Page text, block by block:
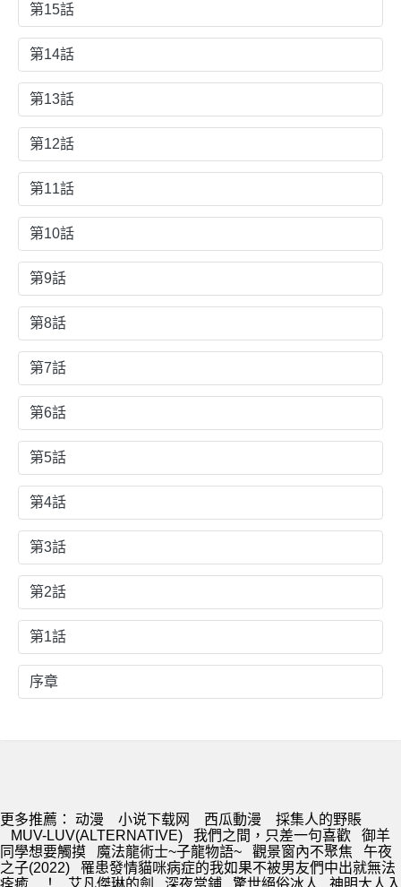
第15話
第14話
第13話
第12話
第11話
第10話
第9話
第8話
第7話
第6話
第5話
第4話
第3話
第2話
第1話
序章
更多推薦： 动漫 小说下载网 西瓜動漫
採集人的野賬
MUV-LUV(ALTERNATIVE)
我們之間，只差一句喜歡
御羊
同學想要觸摸
魔法龍術士~子龍物語~ 觀景窗內不聚焦
午夜
之子(2022)
罹患發情貓咪病症的我如果不被男友們中出就無法
痊癒…！
艾凡傑琳的劍 深夜當鋪 驚世絕俗冰人 神明大人入